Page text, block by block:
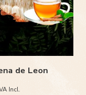
de Leon
Incl.